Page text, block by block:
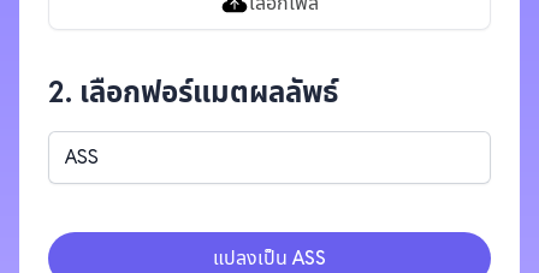
2. เลือกฟอร์แมตผลลัพธ์
ASS
แปลงเป็น ASS